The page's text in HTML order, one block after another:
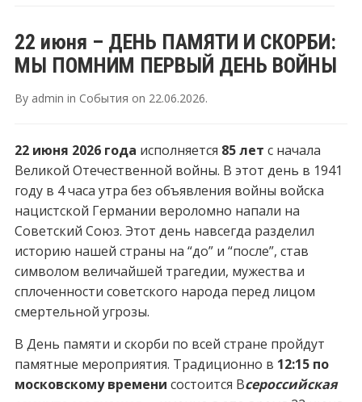
22 июня – ДЕНЬ ПАМЯТИ И СКОРБИ:
МЫ ПОМНИМ ПЕРВЫЙ ДЕНЬ ВОЙНЫ
By admin in События on 22.06.2026.
22 июня 2026 года исполняется 85 лет с начала
Великой Отечественной войны. В этот день в 1941
году в 4 часа утра без объявления войны войска
нацистской Германии вероломно напали на
Советский Союз. Этот день навсегда разделил
историю нашей страны на “до” и “после”, став
символом величайшей трагедии, мужества и
сплоченности советского народа перед лицом
смертельной угрозы.
В День памяти и скорби по всей стране пройдут
памятные мероприятия. Традиционно в 12:15 по
московскому времени состоится Всероссийская